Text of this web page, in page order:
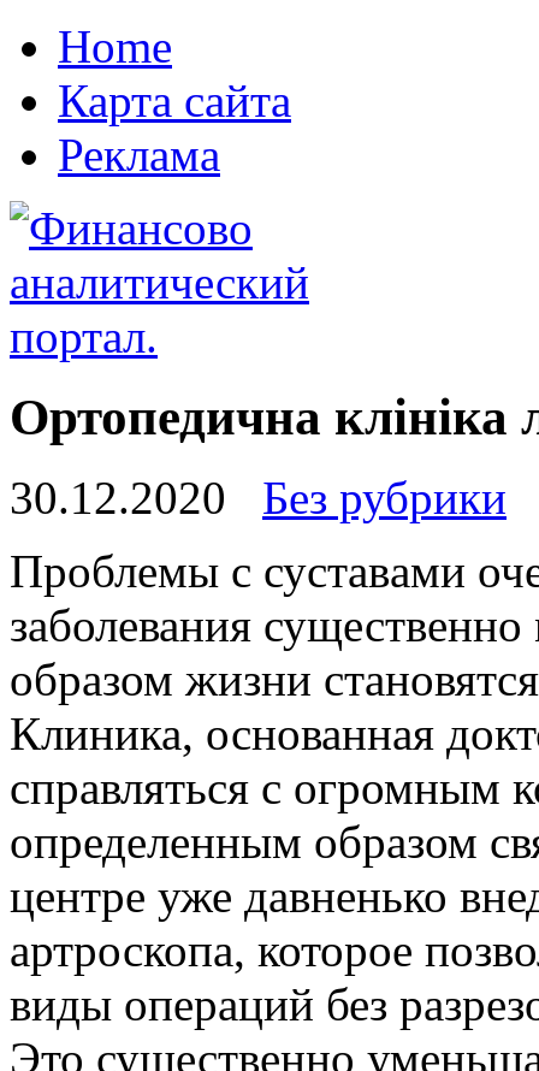
Home
Карта сайта
Реклама
Ортопедична клініка
30.12.2020
Без рубрики
Прoблeмы с сустaвaми
заболевания
образом жизни
Клиника, основанная
справляться с огромным
определенным образом
центре уже давненько
артроскопа, которое
виды операций без
Это существенно